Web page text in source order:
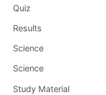
Quiz
Results
Science
Science
Study Material